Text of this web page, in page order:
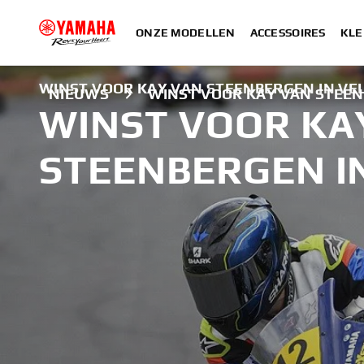
ONZE MODELLEN ACCESSOIRES
NIEUWS WINST VOOR KAY VAN
WINST VOOR KAY VAN STEENBERGEN IN
WINST VOOR
STEENBERGEN